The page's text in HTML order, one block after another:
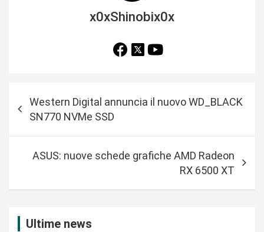
x0xShinobix0x
a
Western Digital annuncia il nuovo WD_BLACK
SN770 NVMe SSD
ASUS: nuove schede grafiche AMD Radeon
RX 6500 XT
Ultime news